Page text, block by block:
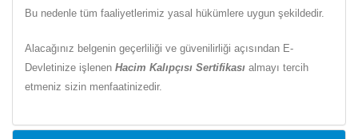
Bu nedenle tüm faaliyetlerimiz yasal hükümlere uygun şekildedir.
Alacağınız belgenin geçerliliği ve güvenilirliği açısından E-
Devletinize işlenen Hacim Kalıpçısı Sertifikası almayı tercih
etmeniz sizin menfaatinizedir.